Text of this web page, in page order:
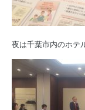
夜は千葉市内のホテ